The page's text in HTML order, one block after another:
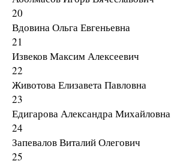
20
Вдовина Ольга Евгеньевна
21
Извеков Максим Алексеевич
22
Животова Елизавета Павловна
23
Едигарова Александра Михайловна
24
Запевалов Виталий Олегович
25